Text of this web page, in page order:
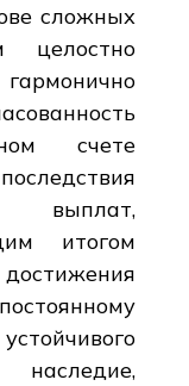
сложных
целостно
счете
выплат,
итогом